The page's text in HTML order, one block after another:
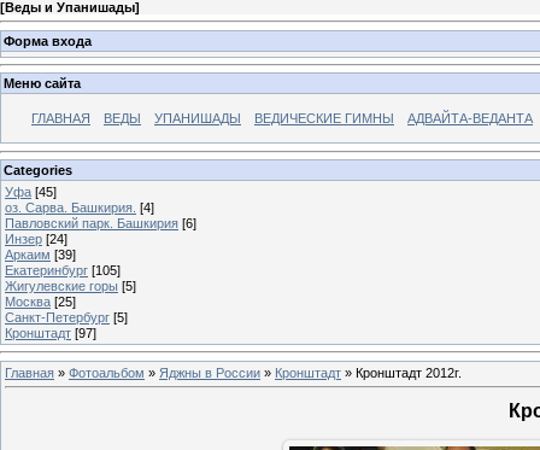
[Веды и Упанишады]
Форма входа
Меню сайта
ГЛАВНАЯ ВЕДЫ УПАНИШАДЫ ВЕДИЧЕСКИЕ ГИМНЫ АДВАЙТА-ВЕДАНТА
Categories
Уфа [45]
оз. Сарва. Башкирия. [4]
Павловский парк. Башкирия [6]
Инзер [24]
Аркаим [39]
Екатеринбург [105]
Жигулевские горы [5]
Москва [25]
Санкт-Петербург [5]
Кронштадт [97]
Главная » Фотоальбом » Яджны в России » Кронштадт » Кронштадт 2012г.